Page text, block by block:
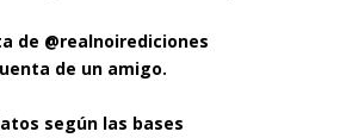
de @realnoirediciones
de un amigo.
según las bases